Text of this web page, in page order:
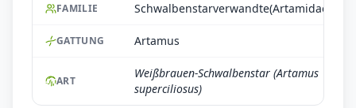
FAMILIE Schwalbenstarverwandte(Artamidae)
GATTUNG Artamus
ART
Weißbrauen-Schwalbenstar (Artamus
superciliosus)